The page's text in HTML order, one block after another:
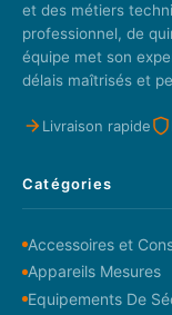
et des métiers
professionnel, de
équipe met son
délais maîtrisés et
Livraison rapide
Catégories
Accessoires et
Appareils Mesures
Equipements De